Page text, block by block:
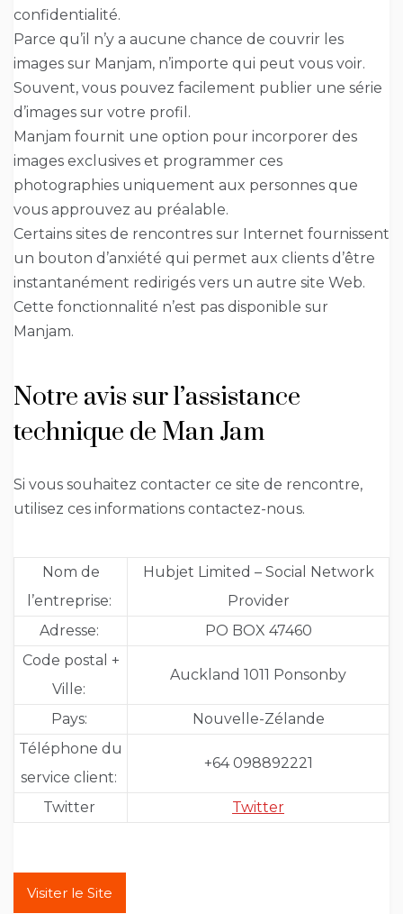
confidentialité.
Parce qu’il n’y a aucune chance de couvrir les
images sur Manjam, n’importe qui peut vous voir.
Souvent, vous pouvez facilement publier une série
d’images sur votre profil.
Manjam fournit une option pour incorporer des
images exclusives et programmer ces
photographies uniquement aux personnes que
vous approuvez au préalable.
Certains sites de rencontres sur Internet fournissent
un bouton d’anxiété qui permet aux clients d’être
instantanément redirigés vers un autre site Web.
Cette fonctionnalité n’est pas disponible sur
Manjam.
Notre avis sur l’assistance
technique de Man Jam
Si vous souhaitez contacter ce site de rencontre,
utilisez ces informations contactez-nous.
Nom de
l’entreprise:
Hubjet Limited – Social Network
Provider
Adresse:
PO BOX 47460
Code postal +
Ville:
Auckland 1011 Ponsonby
Pays:
Nouvelle-Zélande
Téléphone du
service client:
+64 098892221
Twitter Twitter
Visiter le Site